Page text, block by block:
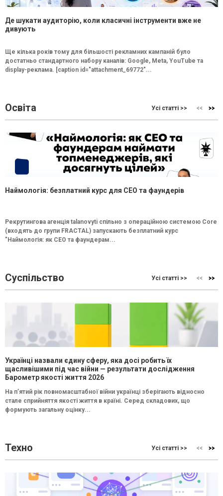
Де шукати аудиторію, коли класичні інструменти вже не
дивують
Ще кілька років тому для більшості рекламних кампаній було
достатньо стандартного набору каналів: Google, Meta, YouTube та
display-реклама. [caption id="attachment_69772"...
Освіта Усі статті >>
Наймологія: безплатний курс для CEO та фаундерів
Рекрутингова агенція talanovyti спільно з операційною системою Core
(входять до групи FRACTAL) запускають безплатний курс
"Наймологія: як СEO та фаундерам...
Суспільство Усі статті >>
Українці назвали єдину сферу, яка досі робить їх
щасливішими під час війни — результати дослідження
Барометр якості життя 2026
На п’ятий рік повномасштабної війни українці зберігають відносно
стале сприйняття якості життя в країні. Серед складових, що
формують загальну оцінку...
Техно Усі статті >>